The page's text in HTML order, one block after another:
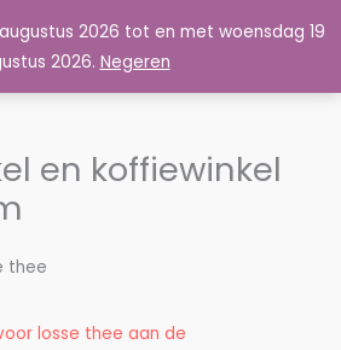
2026 tot en met woensdag 19
2026. Negeren
en koffiewinkel
thee
losse thee aan de